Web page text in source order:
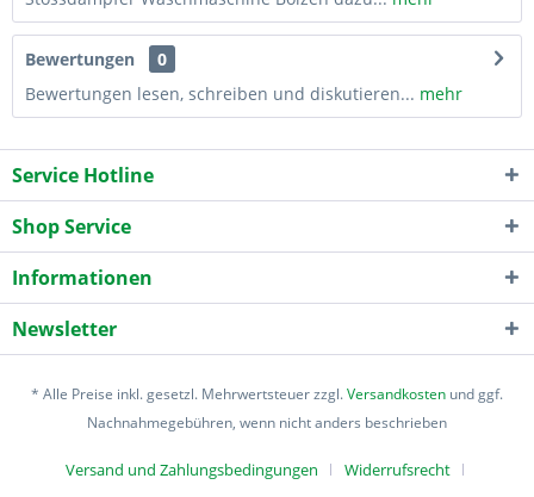
Bewertungen
0
Bewertungen lesen, schreiben und diskutieren... mehr
Service Hotline
Shop Service
Informationen
Newsletter
* Alle Preise inkl. gesetzl. Mehrwertsteuer zzgl.Versandkosten und ggf.
Nachnahmegebühren, wenn nicht anders beschrieben
Versand und Zahlungsbedingungen Widerrufsrecht